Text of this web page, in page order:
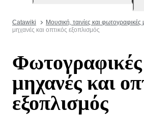
Catawiki Μουσική, ταινίες και φωτογραφικές
μηχανές και οπτικός εξοπλισμός
Φωτογραφικές
μηχανές και
εξοπλισμός